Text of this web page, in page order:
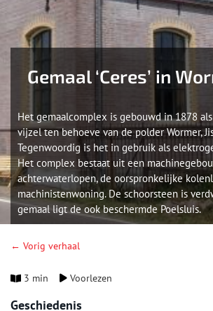
Gemaal ‘Ceres’ in
Het gemaalcomplex is gebouwd in 1878
vijzel ten behoeve van de polder Wormer,
Tegenwoordig is het in gebruik als
Het complex bestaat uit een
achterwaterlopen, de oorspronkelijke
machinistenwoning. De schoorsteen is
gemaal ligt de ook beschermde Poelsluis.
← Vorig verhaal
3 min Voorlezen
Geschiedenis